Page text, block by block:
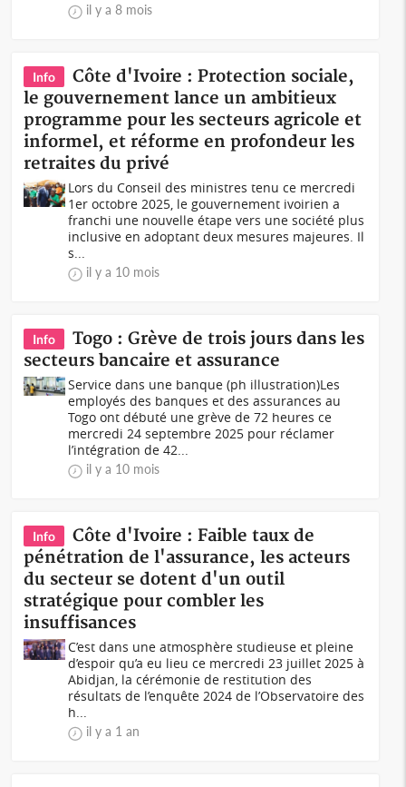
il y a 8 mois
Info
Côte d'Ivoire : Protection sociale,
le gouvernement lance un ambitieux
programme pour les secteurs agricole et
informel, et réforme en profondeur les
retraites du privé
Lors du Conseil des ministres tenu ce mercredi
1er octobre 2025, le gouvernement ivoirien a
franchi une nouvelle étape vers une société plus
inclusive en adoptant deux mesures majeures. Il
s...
il y a 10 mois
Info
Togo : Grève de trois jours dans les
secteurs bancaire et assurance
Service dans une banque (ph illustration)Les
employés des banques et des assurances au
Togo ont débuté une grève de 72 heures ce
mercredi 24 septembre 2025 pour réclamer
l’intégration de 42...
il y a 10 mois
Info
Côte d'Ivoire : Faible taux de
pénétration de l'assurance, les acteurs
du secteur se dotent d'un outil
stratégique pour combler les
insuffisances
C’est dans une atmosphère studieuse et pleine
d’espoir qu’a eu lieu ce mercredi 23 juillet 2025 à
Abidjan, la cérémonie de restitution des
résultats de l’enquête 2024 de l’Observatoire des
h...
il y a 1 an